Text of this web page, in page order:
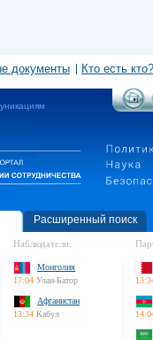
документы Кто есть кто?
Расширенный поиск
Наблюдатели:
Монголия
17:04 Улан-Батор
Афганистан
13:34 Кабул